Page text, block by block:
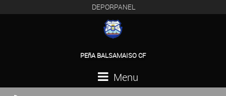
DEPORPANEL
PEñA BALSAMAISO CF
Menu